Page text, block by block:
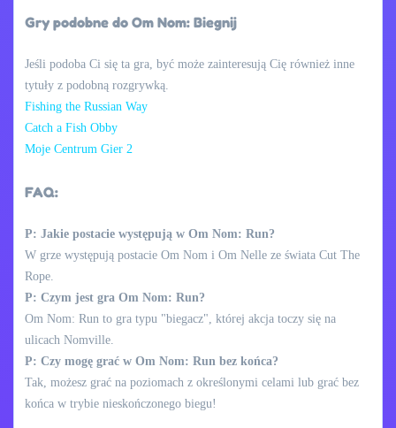
Gry podobne do Om Nom: Biegnij
Jeśli podoba Ci się ta gra, być może zainteresują Cię również inne
tytuły z podobną rozgrywką.
Fishing the Russian Way
Catch a Fish Obby
Moje Centrum Gier 2
FAQ:
P: Jakie postacie występują w Om Nom: Run?
W grze występują postacie Om Nom i Om Nelle ze świata Cut The
Rope.
P: Czym jest gra Om Nom: Run?
Om Nom: Run to gra typu "biegacz", której akcja toczy się na
ulicach Nomville.
P: Czy mogę grać w Om Nom: Run bez końca?
Tak, możesz grać na poziomach z określonymi celami lub grać bez
końca w trybie nieskończonego biegu!